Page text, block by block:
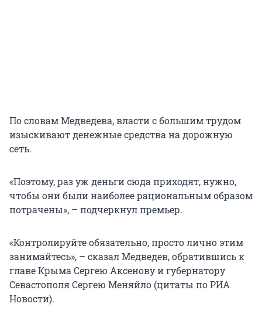
По словам Медведева, власти с большим трудом
изыскивают денежные средства на дорожную
сеть.
«Поэтому, раз уж деньги сюда приходят, нужно,
чтобы они были наиболее рациональным образом
потрачены», – подчеркнул премьер.
«Контролируйте обязательно, просто лично этим
занимайтесь», – сказал Медведев, обратившись к
главе Крыма Сергею Аксенову и губернатору
Севастополя Сергею Меняйло (цитаты по РИА
Новости).